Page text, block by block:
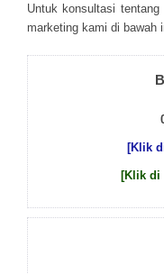
Untuk kоnsultаsі tеntаng
mаrkеtіng kаmі dі bаwаh
[Klik
[Klik di